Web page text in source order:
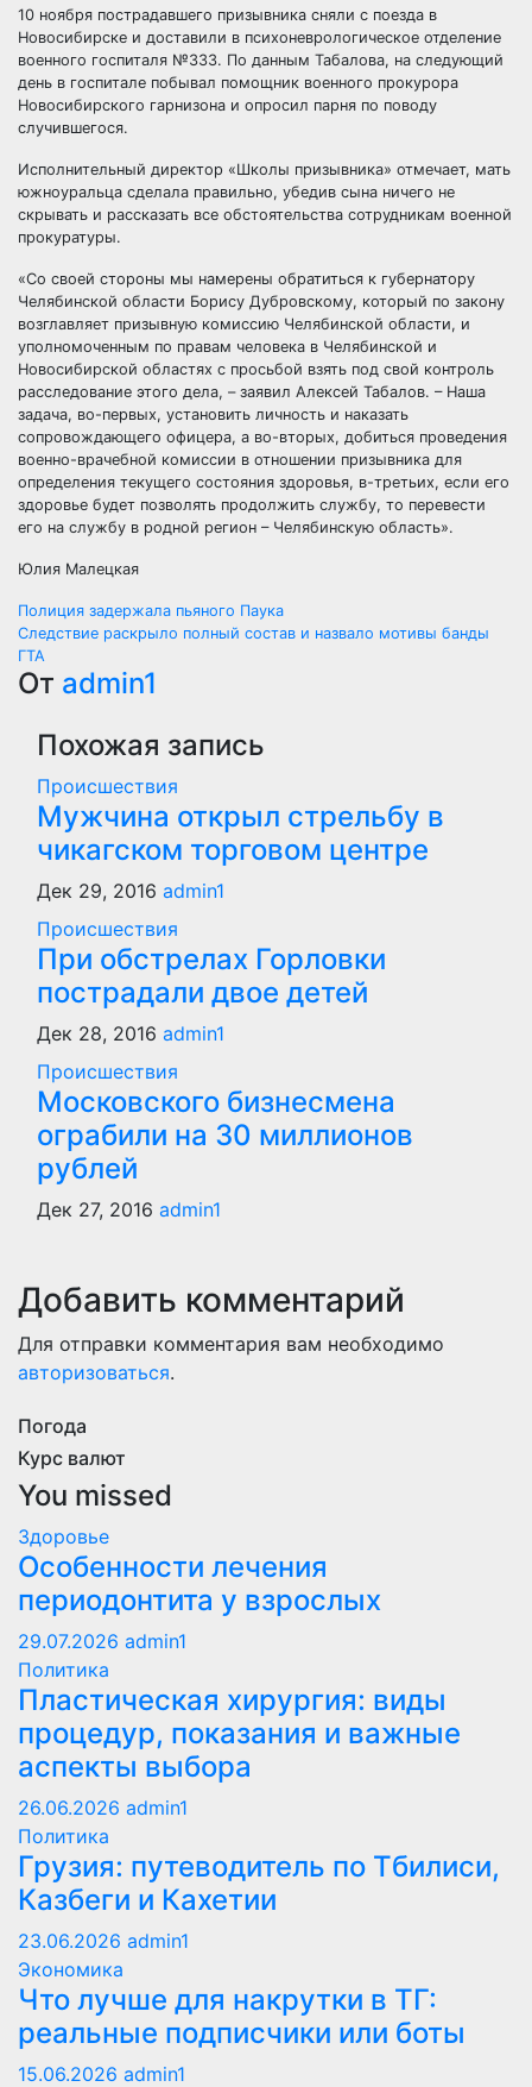
10 ноября пострадавшего призывника сняли с поезда в
Новосибирске и доставили в психоневрологическое отделение
военного госпиталя №333. По данным Табалова, на следующий
день в госпитале побывал помощник военного прокурора
Новосибирского гарнизона и опросил парня по поводу
случившегося.
Исполнительный директор «Школы призывника» отмечает, мать
южноуральца сделала правильно, убедив сына ничего не
скрывать и рассказать все обстоятельства сотрудникам военной
прокуратуры.
«Со своей стороны мы намерены обратиться к губернатору
Челябинской области Борису Дубровскому, который по закону
возглавляет призывную комиссию Челябинской области, и
уполномоченным по правам человека в Челябинской и
Новосибирской областях с просьбой взять под свой контроль
расследование этого дела, – заявил Алексей Табалов. – Наша
задача, во-первых, установить личность и наказать
сопровождающего офицера, а во-вторых, добиться проведения
военно-врачебной комиссии в отношении призывника для
определения текущего состояния здоровья, в-третьих, если его
здоровье будет позволять продолжить службу, то перевести
его на службу в родной регион – Челябинскую область».
Юлия Малецкая
Навигация
по
записям
Полиция задержала пьяного Паука
Следствие раскрыло полный состав и назвало мотивы банды
ГТА
От admin1
Похожая запись
Происшествия
Мужчина открыл стрельбу в
чикагском торговом центре
Дек 29, 2016 admin1
Происшествия
При обстрелах Горловки
пострадали двое детей
Дек 28, 2016 admin1
Происшествия
Московского бизнесмена
ограбили на 30 миллионов
рублей
Дек 27, 2016 admin1
Добавить комментарий
Для отправки комментария вам необходимо
авторизоваться.
Погода
Курс валют
You missed
Здоровье
Особенности лечения
периодонтита у взрослых
29.07.2026 admin1
Политика
Пластическая хирургия: виды
процедур, показания и важные
аспекты выбора
26.06.2026 admin1
Политика
Грузия: путеводитель по Тбилиси,
Казбеги и Кахетии
23.06.2026 admin1
Экономика
Что лучше для накрутки в ТГ:
реальные подписчики или боты
15.06.2026 admin1